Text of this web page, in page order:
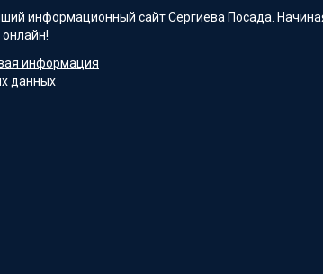
информационный сайт Сергиева Посада.
информация
данных